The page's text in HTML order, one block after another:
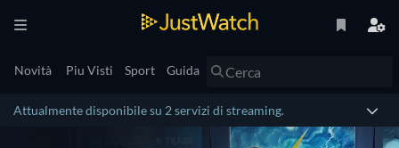
Novità Piu Visti Sport Guida
Attualmente disponibile su 2 servizi di streaming.